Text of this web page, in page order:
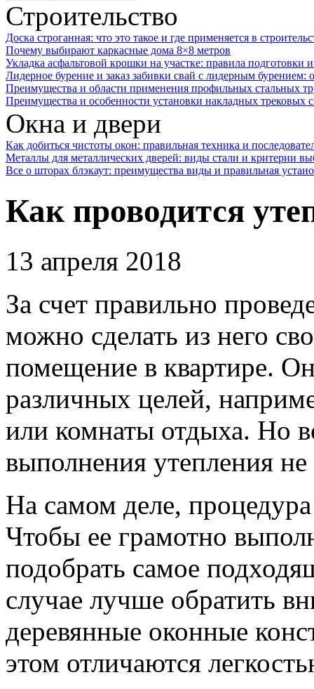
Строительство
Доска строганная: что это такое и где применяется в
Почему выбирают каркасные дома 8×8 метров
Укладка асфальтовой крошки на участке: правила подготовки
Лидерное бурение и заказ забивки свай с лидерным бурением:
Преимущества и области применения профильных стальных
Преимущества и особенности установки накладных трековых
Окна и двери
Как добиться чистоты окон: правильная техника и
Металлы для металлических дверей: виды стали и критерии
Все о шторах блэкаут: преимущества виды и правильная
Как проводится
13 апреля 2018
За счет правильно
можно сделать из него
помещение в квартире.
различных целей,
или комнаты отдыха. Но
выполнения утепления
На самом деле,
Чтобы ее грамотно
подобрать самое
случае лучше обратить
деревянные оконные
этом отличаются